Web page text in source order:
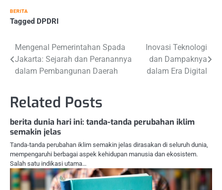
BERITA
Tagged DPDRI
Navigasi
pos
Mengenal Pemerintahan Spada
Jakarta: Sejarah dan Peranannya
dalam Pembangunan Daerah
Inovasi Teknologi
dan Dampaknya
dalam Era Digital
Related Posts
berita dunia hari ini: tanda-tanda perubahan iklim
semakin jelas
Tanda-tanda perubahan iklim semakin jelas dirasakan di seluruh dunia,
mempengaruhi berbagai aspek kehidupan manusia dan ekosistem.
Salah satu indikasi utama…